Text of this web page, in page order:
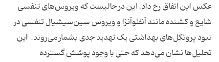
عکس این اتفاق رخ داد. این در حالیست که ویروس‌های تنفسی
شایع و کشنده مانند آنفلوآنزا و ویروس سین‌سیشیال تنفسی در
نبود پروتکل‌های بهداشتی یک تهدید جدی بشمار می‌روند. این
تحلیل‌ها نشان می‌دهد که حتی با وجود پوشش گسترده